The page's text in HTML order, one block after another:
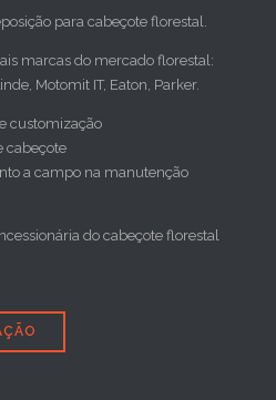
para cabeçote florestal.
marcas do mercado florestal:
Motomit IT, Eaton, Parker.
customização
cabeçote
a campo na manutenção
do cabeçote florestal